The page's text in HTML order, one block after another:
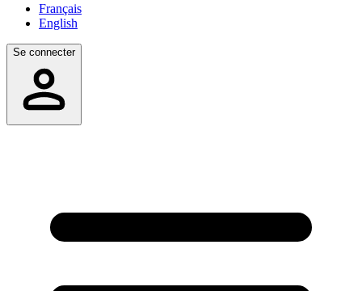
Français
English
Se connecter